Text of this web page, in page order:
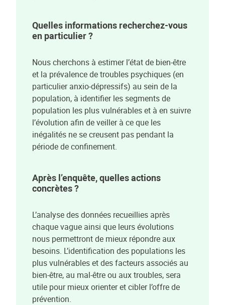
Quelles informations recherchez-vous
en particulier ?
Nous cherchons à estimer l’état de bien-être
et la prévalence de troubles psychiques (en
particulier anxio-dépressifs) au sein de la
population, à identifier les segments de
population les plus vulnérables et à en suivre
l’évolution afin de veiller à ce que les
inégalités ne se creusent pas pendant la
période de confinement.
Après l’enquête, quelles actions
concrètes ?
L’analyse des données recueillies après
chaque vague ainsi que leurs évolutions
nous permettront de mieux répondre aux
besoins. L’identification des populations les
plus vulnérables et des facteurs associés au
bien-être, au mal-être ou aux troubles, sera
utile pour mieux orienter et cibler l’offre de
prévention.